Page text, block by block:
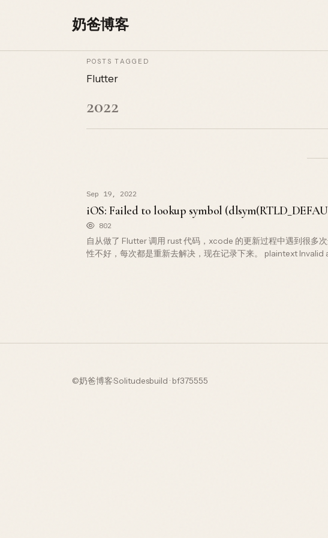
奶爸博客
POSTS TAGGED
Flutter
2022
Sep 19, 2022
iOS: Failed to lookup symbol
802
自从做了 Flutter 调用 rust 代码，xcode 的更新过程中遇到很多
性不好，每次都是重新去解决，现在记录下来。 plaintext Invalid
©奶爸博客·Solitudesbuild · bf375555